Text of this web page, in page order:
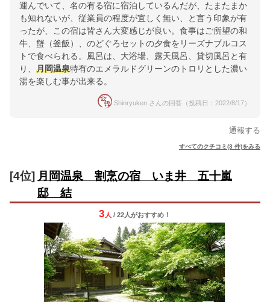
運んでいて、名の有る宿に宿泊しているんだが、たまたまか
も知れないが、従業員の程度が宜しく無い、と言う印象が有
ったが、この宿は皆さん大変感じが良い。食事はご所望の和
牛、蟹（釜飯）、のどぐろセットの夕食をリーズナブルコス
トで食べられる。風呂は、大浴場、露天風呂、貸切風呂と有
り、 月岡温泉特有のエメラルドグリーンのトロリとした濃い
湯を楽しむ事が出来る。
Shinryuken さんの回答（投稿日：2022/8/17）
通報する
すべてのクチコミ(3 件)をみる
[4位] 月岡温泉 割烹の宿 いま井 五十嵐
邸 結
3 人 / 22人がおすすめ！